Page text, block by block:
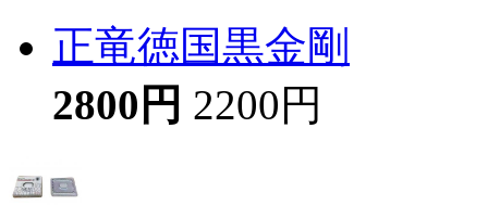
正竜徳国黒金剛
2800円 2200円